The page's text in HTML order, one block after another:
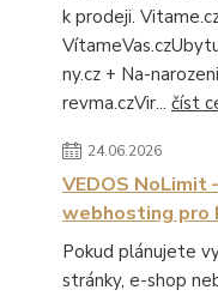
k prodeji.
ny.cz + Na-
revma.czVir... číst
24.06.2026
VEDOS NoLimit
webhosting pro
Pokud plánujete
stránky, e-shop